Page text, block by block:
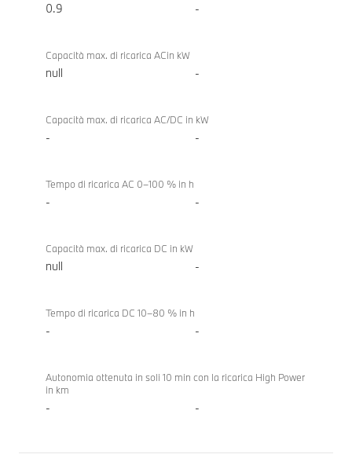
Volt,
ricarica
xDrive
0.9 -
Capacità max. di ricarica ACin kW
null -
Capacità max. di ricarica AC/DC in kW
- -
Tempo di ricarica AC 0–100 % in h
- -
Capacità max. di ricarica DC in kW
null -
Tempo di ricarica DC 10–80 % in h
- -
Autonomia ottenuta in soli 10 min con la ricarica High Power
in km
- -